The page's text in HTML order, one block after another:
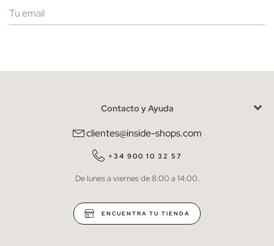
He leído y entiendo lapolítica de privacidad
QUIERO SUSCRIBIRME
* Puedes cancelar la suscripción en cualquier momento.
Contacto y Ayuda
clientes@inside-shops.com
+34 900 10 32 57
De lunes a viernes de 8:00 a 14:00.
ENCUENTRA TU TIENDA